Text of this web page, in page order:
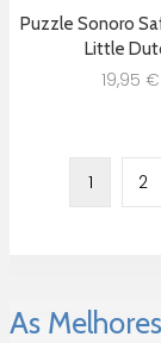
Puzzle Sonoro
Little
19,95 €
1 2
As